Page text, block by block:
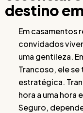
destino
Em casamentos
convidados
uma gentileza.
Trancoso, ele
estratégica.
hora a uma
Seguro,